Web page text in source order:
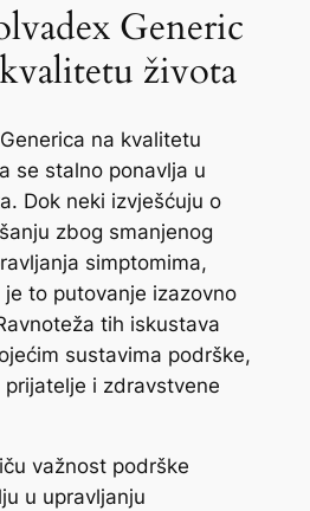
Generic
života
na kvalitetu
se stalno ponavlja u
Dok neki izvješćuju o
zbog smanjenog
simptomima,
to putovanje izazovno
tih iskustava
sustavima podrške,
i zdravstvene
važnost podrške
u upravljanju